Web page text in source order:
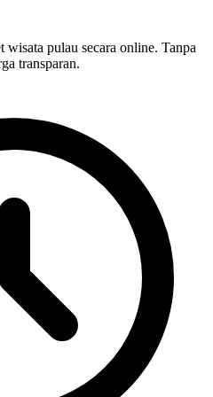
wisata pulau secara online. Tanpa
transparan.